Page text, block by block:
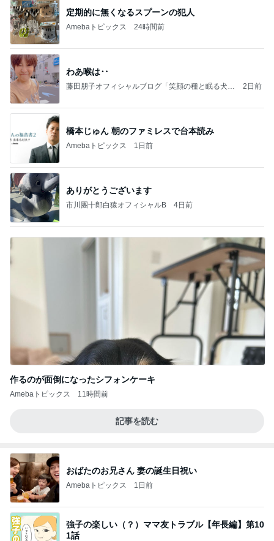
定期的に無くなるスプーンの犯人
Amebaトピックス 24時間前
わあ喉は‥
藤田朋子オフィシャルブログ「笑顔の種と眠る犬」
2日前
橋本じゅん 朝のファミレスで台本読み
Amebaトピックス 1日前
ありがとうございます
市川團十郎白猿オフィシャルB 4日前
作るのが面倒になったシフォンケーキ
Amebaトピックス 11時間前
記事を読む
おばたのお兄さん 妻の誕生日祝い
Amebaトピックス 1日前
強子の楽しい（？）ママ友トラブル【年長編】第10
1話